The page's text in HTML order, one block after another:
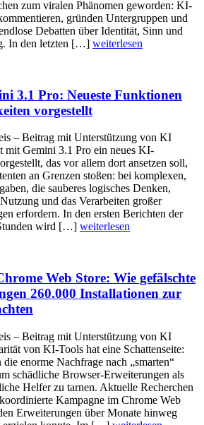
zum viralen Phänomen geworden: KI-
gründen Untergruppen und
Debatten über Identität, Sinn und
In den letzten […] weiterlesen
3.1 Pro: Neueste Funktionen
vorgestellt
– Beitrag mit Unterstützung von KI
mit Gemini 3.1 Pro ein neues KI-
das vor allem dort ansetzen soll,
an Grenzen stoßen: bei komplexen,
die sauberes logisches Denken,
und das Verarbeiten großer
erfordern. In den ersten Berichten der
wird […] weiterlesen
Web Store: Wie gefälschte
260.000 Installationen zur
– Beitrag mit Unterstützung von KI
von KI-Tools hat eine Schattenseite:
enorme Nachfrage nach „smarten“
schädliche Browser-Erweiterungen als
Helfer zu tarnen. Aktuelle Recherchen
Kampagne im Chrome Web
Erweiterungen über Monate hinweg